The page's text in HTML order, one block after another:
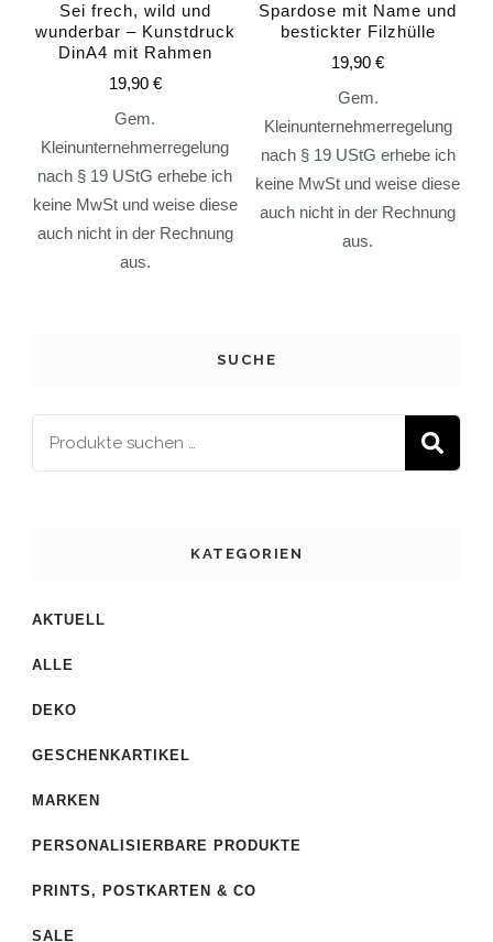
Sei frech, wild und
wunderbar – Kunstdruck
DinA4 mit Rahmen
19,90 €
Gem.
Kleinunternehmerregelung
nach § 19 UStG erhebe ich
keine MwSt und weise diese
auch nicht in der Rechnung
aus.
Spardose mit Name und
bestickter Filzhülle
19,90€
Gem.
Kleinunternehmerregelung
nach § 19 UStG erhebe ich
keine MwSt und weise diese
auch nicht in der Rechnung
aus.
SUCHE
KATEGORIEN
AKTUELL
ALLE
DEKO
GESCHENKARTIKEL
MARKEN
PERSONALISIERBARE PRODUKTE
PRINTS, POSTKARTEN & CO
SALE